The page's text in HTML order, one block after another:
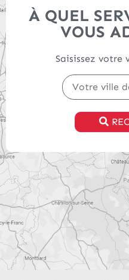
À QUEL
VOUS
Saisissez votre